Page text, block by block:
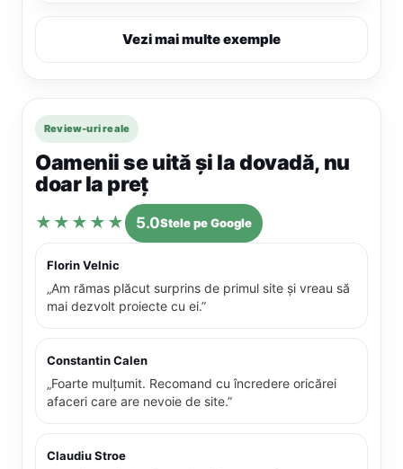
Vezi mai multe exemple
Review-uri reale
Oamenii se uită și la dovadă, nu
doar la preț
★★★★★ 5.0Stele pe Google
Florin Velnic
„Am rămas plăcut surprins de primul site și vreau să
mai dezvolt proiecte cu ei.”
Constantin Calen
„Foarte mulțumit. Recomand cu încredere oricărei
afaceri care are nevoie de site.”
Claudiu Stroe